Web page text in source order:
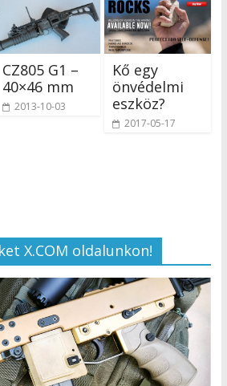
CZ805 G1 –
40×46 mm
2013-10-03
Kő egy
önvédelmi
eszköz?
2017-05-17
X.COM oldalunkon!